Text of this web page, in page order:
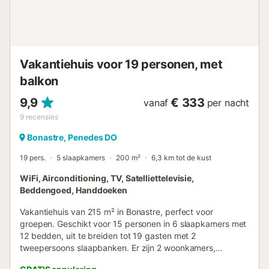
- Afmetinge...
Vakantiehuis voor 19 personen, met
balkon
9,9
9 recensies
vanaf € 333 per nacht
Bonastre, Penedes DO
19 pers. 5 slaapkamers 200 m² 6,3 km tot de kust
WiFi, Airconditioning, TV, Satelliettelevisie,
Beddengoed, Handdoeken
Vakantiehuis van 215 m² in Bonastre, perfect voor
groepen. Geschikt voor 15 personen in 6 slaapkamers met
12 bedden, uit te breiden tot 19 gasten met 2
tweepersoons slaapbanken. Er zijn 2 woonkamers,